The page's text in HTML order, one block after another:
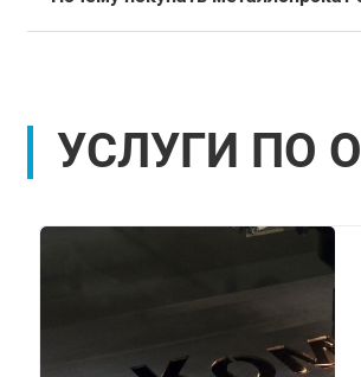
УСЛУГИ ПО